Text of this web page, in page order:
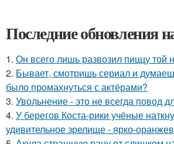
Последние обновления
1. Он всего лишь развозил пиццу той
2. Бывает, смотришь сериал и
было промахнуться с актёрами?
3. Увольнение - это не всегда повод
4. У берегов Коста-рики учёные
удивительное зрелище - ярко-